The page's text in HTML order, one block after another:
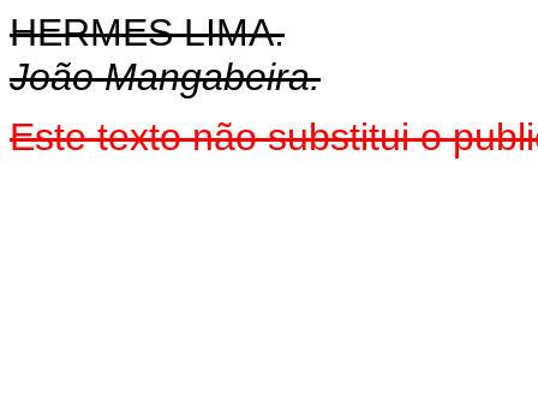
HERMES LIMA.
João Mangabeira.
Este texto não substitui o